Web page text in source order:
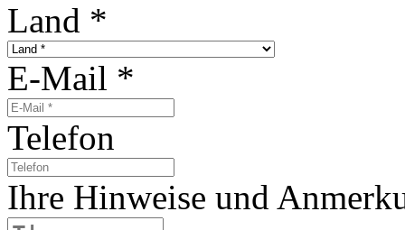
Land *
E-Mail *
Telefon
Ihre Hinweise und